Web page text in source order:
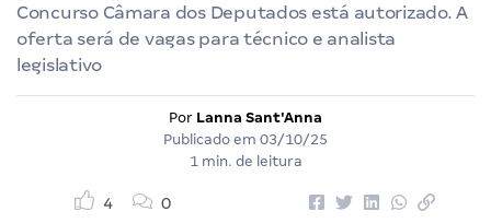
Concurso Câmara dos Deputados está autorizado. A
oferta será de vagas para técnico e analista
legislativo
Por Lanna Sant'Anna
Publicado em 03/10/25
1 min. de leitura
4 0